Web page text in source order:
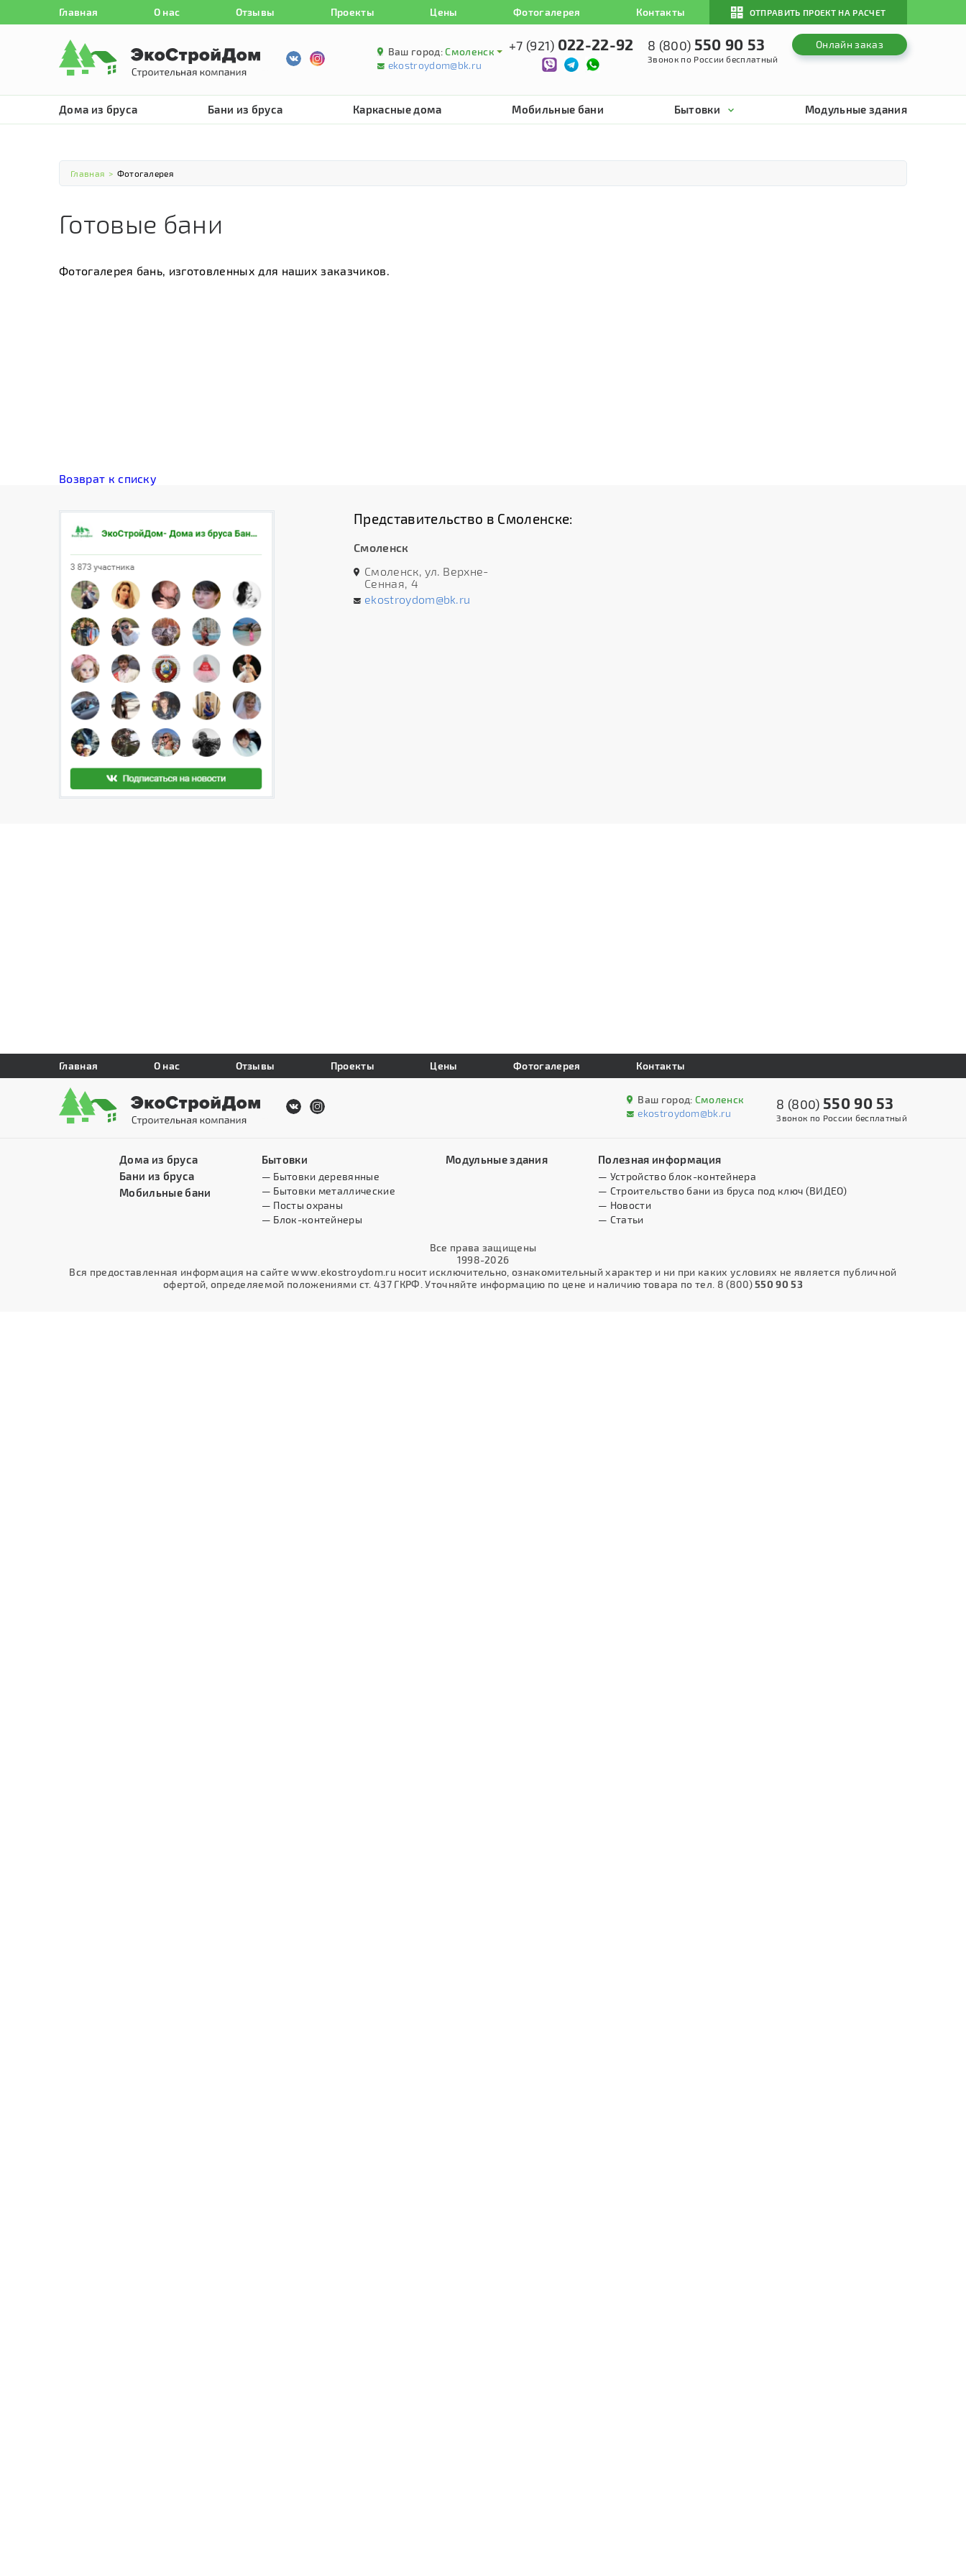
Главная О нас Отзывы Проекты Цены Фотогалерея Контакты ОТПРАВИТЬ ПРОЕКТ НА РАСЧЕТ
Ваш город:Смоленск
ekostroydom@bk.ru
+7 (921) 022-22-92 8 (800) 550 90 53
Звонок по России бесплатный
Онлайн заказ
Дома из бруса Бани из бруса Каркасные дома Мобильные бани Бытовки Модульные здания
Главная > Фотогалерея
Готовые бани
Фотогалерея бань, изготовленных для наших заказчиков.
Возврат к списку
Представительство в Смоленске:
Смоленск
Смоленск, ул. Верхне-
Сенная, 4
ekostroydom@bk.ru
Главная О нас Отзывы Проекты Цены Фотогалерея Контакты
Ваш город: Смоленск
ekostroydom@bk.ru
8 (800) 550 90 53
Звонок по России бесплатный
Дома из бруса
Бани из бруса
Мобильные бани
Бытовки
— Бытовки деревянные
— Бытовки металлические
— Посты охраны
— Блок-контейнеры
Модульные здания Полезная информация
— Устройство блок-контейнера
— Строительство бани из бруса под ключ (ВИДЕО)
— Новости
— Статьи
Все права защищены
1998-2026
Вся предоставленная информация на сайте www.ekostroydom.ru носит исключительно, ознакомительный характер и ни при каких условиях не является публичной
офертой, определяемой положениями ст. 437 ГКРФ. Уточняйте информацию по цене и наличию товара по тел. 8 (800)550 90 53